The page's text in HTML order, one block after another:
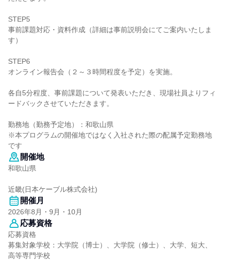
STEP5
事前課題対応・資料作成（詳細は事前説明会にてご案内いたしま
す）
STEP6
オンライン報告会（２～３時間程度を予定）を実施。
各自5分程度、事前課題について発表いただき、現場社員よりフィ
ードバックさせていただきます。
勤務地（勤務予定地）：和歌山県
※本プログラムの開催地ではなく入社された際の配属予定勤務地
です
開催地
和歌山県
近畿(日本ケーブル株式会社)
開催月
2026年8月・9月・10月
応募資格
応募資格
募集対象学校：大学院（博士）、大学院（修士）、大学、短大、
高等専門学校